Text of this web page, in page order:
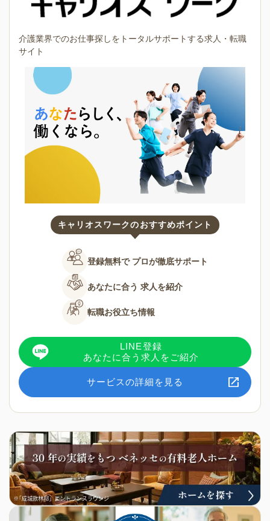
介護業界でのお仕事探しをトータルサポートする求人・転職
サイト
キャリオスワークのおすすめポイント
登録無料で プロが徹底サポート
あなたに合う 求人を紹介
転職お役立ち情報
LINE登録
あなたに合う求人をご紹介
サービスの詳細を見る